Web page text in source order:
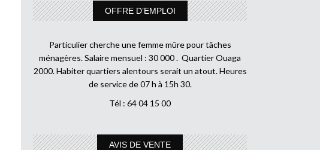
OFFRE D’EMPLOI
Particulier cherche une femme mûre pour tâches
ménagères. Salaire mensuel : 30 000 . Quartier Ouaga
2000. Habiter quartiers alentours serait un atout. Heures
de service de 07 h à 15h 30.
Tél : 64 04 15 00
AVIS DE VENTE